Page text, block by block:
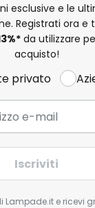
esclusive e le
Registrati ora e
*da utilizzare
acquisto!
privato
Iscriviti
Lampade.it e ricevi